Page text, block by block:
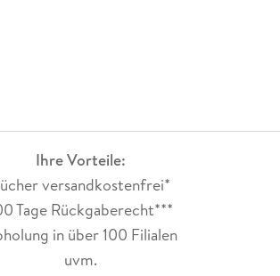
Ihre Vorteile:
versandkostenfrei*
Tage Rückgaberecht***
in über 100 Filialen
uvm.